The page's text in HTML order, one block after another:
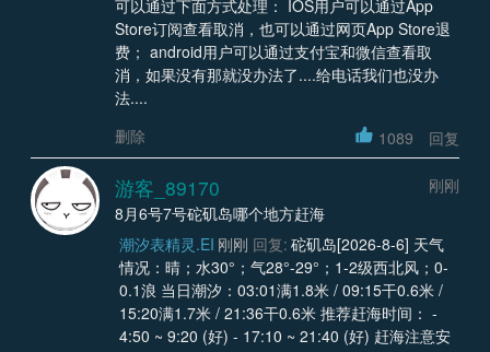
可以通过下面方式处理： IOS用户可以通过App
Store订阅查看取消，也可以通过网页App Store退
费； android用户可以通过支付宝和微信查看取
消，如果没有那就没办法了....给电话我们也没办
法....
删除
1089 回复
游客_89170
刚刚
8月6号7号砣矶岛哪个地方赶海
潮汐表精灵.EI 刚刚 回复: 砣矶岛[2026-8-6] 天气
情况：晴；水30°；气28°-29°；1-2级西北风；0-
0.1浪 当日潮汐：03:01满1.8米 / 09:15干0.6米 /
15:20满1.7米 / 21:36干0.6米 推荐赶海时间： -
4:50 ~ 9:20 (好) - 17:10 ~ 21:40 (好) 赶海注意安